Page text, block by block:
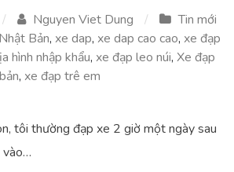
Nguyen Viet Dung
Tin mới
Nhật Bản, xe dap, xe dap cao cao, xe đạp
hình nhập khẩu, xe đạp leo núi, Xe đạp
, xe đạp trê em
tôi thường đạp xe 2 giờ một ngày sau
vào…